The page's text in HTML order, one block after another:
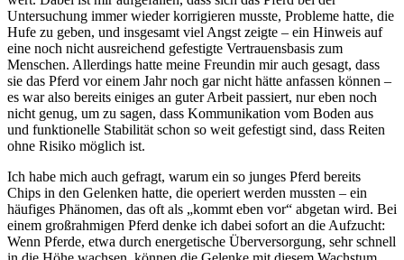
Untersuchung immer wieder korrigieren musste, Probleme hatte, die
Hufe zu geben, und insgesamt viel Angst zeigte – ein Hinweis auf
eine noch nicht ausreichend gefestigte Vertrauensbasis zum
Menschen. Allerdings hatte meine Freundin mir auch gesagt, dass
sie das Pferd vor einem Jahr noch gar nicht hätte anfassen können –
es war also bereits einiges an guter Arbeit passiert, nur eben noch
nicht genug, um zu sagen, dass Kommunikation vom Boden aus
und funktionelle Stabilität schon so weit gefestigt sind, dass Reiten
ohne Risiko möglich ist.
Ich habe mich auch gefragt, warum ein so junges Pferd bereits
Chips in den Gelenken hatte, die operiert werden mussten – ein
häufiges Phänomen, das oft als „kommt eben vor“ abgetan wird. Bei
einem großrahmigen Pferd denke ich dabei sofort an die Aufzucht:
Wenn Pferde, etwa durch energetische Überversorgung, sehr schnell